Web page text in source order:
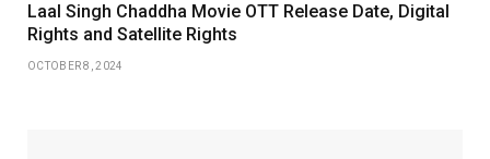
Laal Singh Chaddha Movie OTT Release Date, Digital
Rights and Satellite Rights
OCTOBER 8, 2024